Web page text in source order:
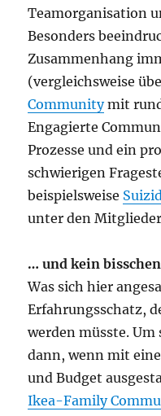
Teamorganisation
Besonders
Zusammenhang
(vergleichsweise
Communitymit
Engagierte
Prozesse und ein
schwierigen
beispielsweise
unter den
… und kein
Was sich hier
Erfahrungsschatz,
werden müsste.
dann, wenn mit
und Budget
Ikea-Family